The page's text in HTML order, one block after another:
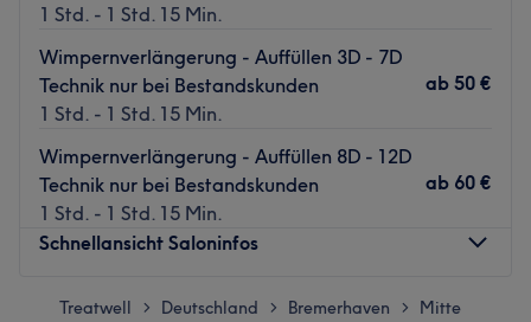
1 Std. - 1 Std. 15 Min.
Wimpernverlängerung - Auffüllen 3D - 7D
Technik nur bei Bestandskunden
1 Std. - 1 Std. 15 Min.
ab 50 €
Wimpernverlängerung - Auffüllen 8D - 12D
Technik nur bei Bestandskunden
1 Std. - 1 Std. 15 Min.
ab 60 €
Schnellansicht Saloninfos
Montag 09:00– 19:30
Treatwell > Deutschland > Bremerhaven > Mitte